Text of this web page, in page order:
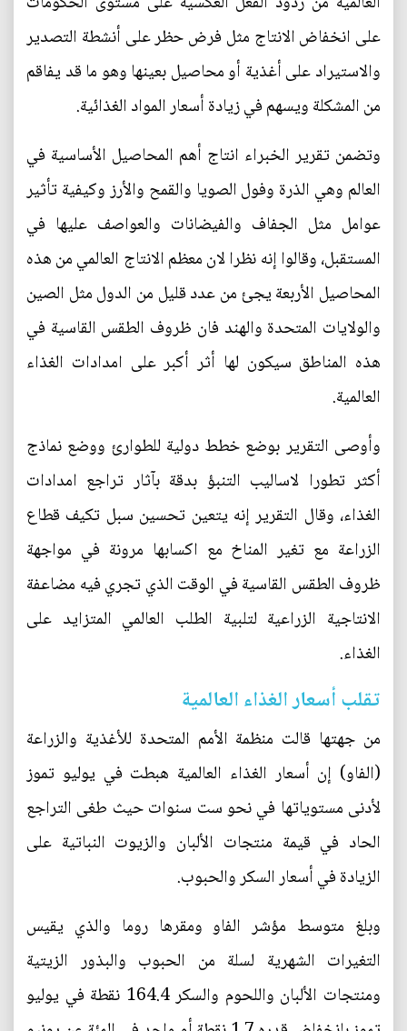
على انخفاض الانتاج مثل فرض حظر على أنشطة التصدير
والاستيراد على أغذية أو محاصيل بعينها وهو ما قد يفاقم
من المشكلة ويسهم في زيادة أسعار المواد الغذائية.
وتضمن تقرير الخبراء انتاج أهم المحاصيل الأساسية في
العالم وهي الذرة وفول الصويا والقمح والأرز وكيفية تأثير
عوامل مثل الجفاف والفيضانات والعواصف عليها في
المستقبل، وقالوا إنه نظرا لان معظم الانتاج العالمي من هذه
المحاصيل الأربعة يجئ من عدد قليل من الدول مثل الصين
والولايات المتحدة والهند فان ظروف الطقس القاسية في
هذه المناطق سيكون لها أثر أكبر على امدادات الغذاء
العالمية.
وأوصى التقرير بوضع خطط دولية للطوارئ ووضع نماذج
أكثر تطورا لاساليب التنبؤ بدقة بآثار تراجع امدادات
الغذاء، وقال التقرير إنه يتعين تحسين سبل تكيف قطاع
الزراعة مع تغير المناخ مع اكسابها مرونة في مواجهة
ظروف الطقس القاسية في الوقت الذي تجري فيه مضاعفة
الانتاجية الزراعية لتلبية الطلب العالمي المتزايد على
الغذاء.
تقلب أسعار الغذاء العالمية
من جهتها قالت منظمة الأمم المتحدة للأغذية والزراعة
(الفاو) إن أسعار الغذاء العالمية هبطت في يوليو تموز
لأدنى مستوياتها في نحو ست سنوات حيث طغى التراجع
الحاد في قيمة منتجات الألبان والزيوت النباتية على
الزيادة في أسعار السكر والحبوب.
وبلغ متوسط مؤشر الفاو ومقرها روما والذي يقيس
التغيرات الشهرية لسلة من الحبوب والبذور الزيتية
ومنتجات الألبان واللحوم والسكر 164.4 نقطة في يوليو